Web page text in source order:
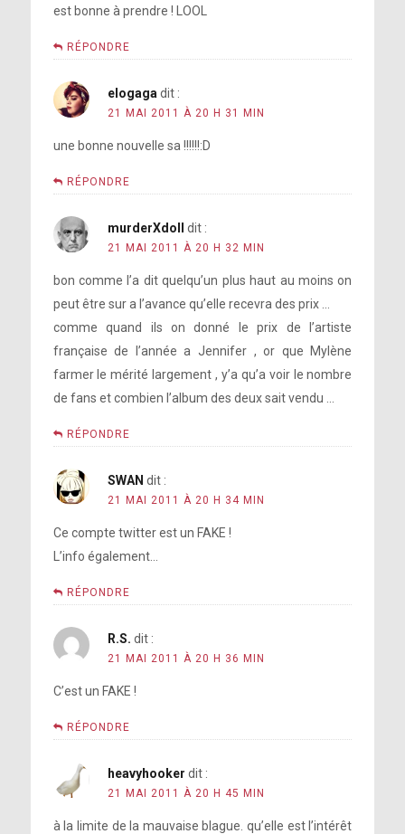
est bonne à prendre ! LOOL
RÉPONDRE
elogaga dit :
21 MAI 2011 À 20 H 31 MIN
une bonne nouvelle sa !!!!!!:D
RÉPONDRE
murderXdoll dit :
21 MAI 2011 À 20 H 32 MIN
bon comme l’a dit quelqu’un plus haut au moins on
peut être sur a l’avance qu’elle recevra des prix …
comme quand ils on donné le prix de l’artiste
française de l’année a Jennifer , or que Mylène
farmer le mérité largement , y’a qu’a voir le nombre
de fans et combien l’album des deux sait vendu …
RÉPONDRE
SWAN dit :
21 MAI 2011 À 20 H 34 MIN
Ce compte twitter est un FAKE !
L’info également…
RÉPONDRE
R.S. dit :
21 MAI 2011 À 20 H 36 MIN
C’est un FAKE !
RÉPONDRE
heavyhooker dit :
21 MAI 2011 À 20 H 45 MIN
à la limite de la mauvaise blague. qu’elle est l’intérêt